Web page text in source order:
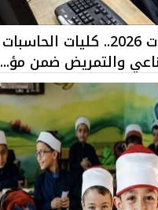
تنسيق الجامعات 2026.. كليات الحاسبات
والتمريض ضمن مؤ...